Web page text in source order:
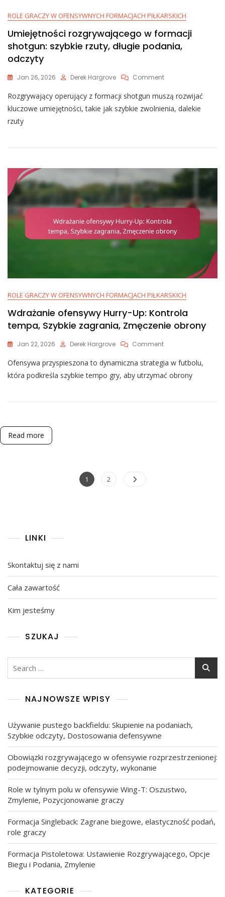
ROLE GRACZY W OFENSYWNYCH FORMACJACH PIŁKARSKICH
Umiejętności rozgrywającego w formacji
shotgun: szybkie rzuty, długie podania,
odczyty
Jan 26, 2026 Derek Hargrove CommentOn
Rozgrywającego
W
Formacji
Odczyty
Rozgrywający operujący z formacji shotgun muszą rozwijać
kluczowe umiejętności, takie jak szybkie zwolnienia, dalekie
rzuty
ROLE GRACZY W OFENSYWNYCH FORMACJACH PIŁKARSKICH
Wdrażanie ofensywy Hurry-Up: Kontrola
tempa, Szybkie zagrania, Zmęczenie obrony
Jan 22, 2026 Derek Hargrove CommentOn
Ofensywy
Hurry-
Tempa,
Ofensywa przyspieszona to dynamiczna strategia w futbolu,
która podkreśla szybkie tempo gry, aby utrzymać obrony
Read more
Posts
Page
1 Page
2
LINKI
Skontaktuj się z nami
Cała zawartość
Kim jesteśmy
SZUKAJ
NAJNOWSZE WPISY
Używanie pustego backfieldu: Skupienie na podaniach,
Szybkie odczyty, Dostosowania defensywne
Obowiązki rozgrywającego w ofensywie rozprzestrzenionej:
podejmowanie decyzji, odczyty, wykonanie
Role w tylnym polu w ofensywie Wing-T: Oszustwo,
Zmylenie, Pozycjonowanie graczy
Formacja Singleback: Zagrane biegowe, elastyczność podań,
role graczy
Formacja Pistoletowa: Ustawienie Rozgrywającego, Opcje
Biegu i Podania, Zmylenie
KATEGORIE